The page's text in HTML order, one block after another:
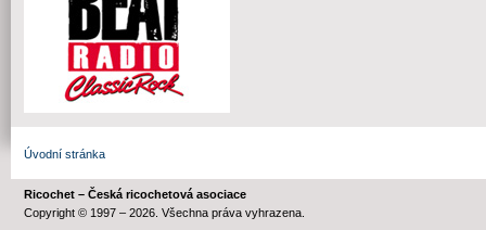
Úvodní stránka
Ricochet – Česká ricochetová asociace
Copyright © 1997 – 2026. Všechna práva vyhrazena.